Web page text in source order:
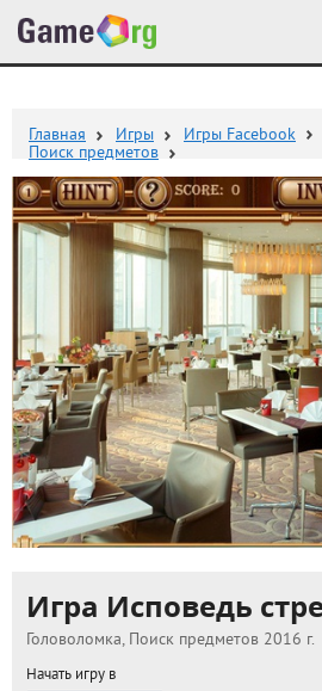
Главная Игры Игры Facebook
Поиск предметов
Игра Исповедь
Головоломка, Поиск предметов 2016 г.
Начать игру в